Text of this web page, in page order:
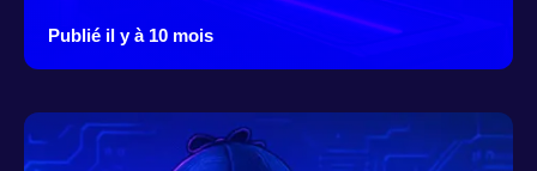
Publié il y à 10 mois